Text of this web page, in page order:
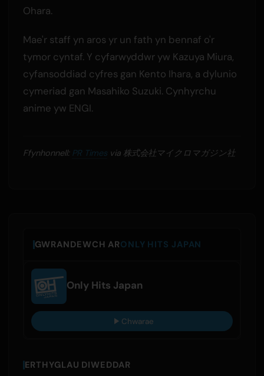
Ohara.
Mae'r staff yn aros yr un fath yn bennaf o'r
tymor cyntaf. Y cyfarwyddwr yw Kazuya Miura,
cyfansoddiad cyfres gan Kento Ihara, a dylunio
cymeriad gan Masahiko Suzuki. Cynhyrchu
anime yw ENGI.
Ffynhonnell: PR Timesvia 株式会社マイクロマガジン社
GWRANDEWCH ARONLY HITS JAPAN
Only Hits Japan
Chwarae
ERTHYGLAU DIWEDDAR